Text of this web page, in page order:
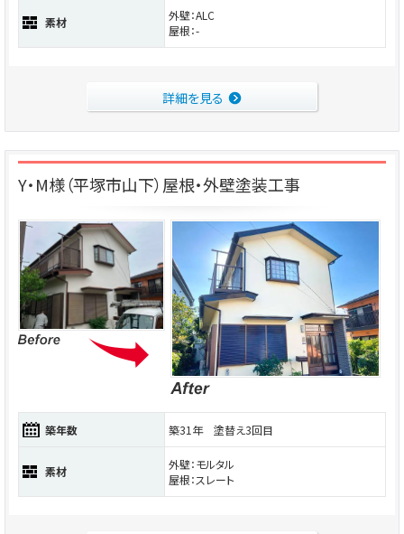
素材
外壁：ALC
屋根：-
詳細を見る
Y・M様（平塚市山下）屋根・外壁塗装工事
築年数 築31年 塗替え3回目
素材
外壁：モルタル
屋根：スレート